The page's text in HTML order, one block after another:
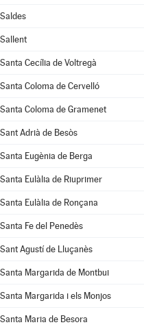
Saldes
Sallent
Santa Cecília de Voltregà
Santa Coloma de Cervelló
Santa Coloma de Gramenet
Sant Adrià de Besòs
Santa Eugènia de Berga
Santa Eulàlia de Riuprimer
Santa Eulàlia de Ronçana
Santa Fe del Penedès
Sant Agustí de Lluçanès
Santa Margarida de Montbui
Santa Margarida i els Monjos
Santa Maria de Besora